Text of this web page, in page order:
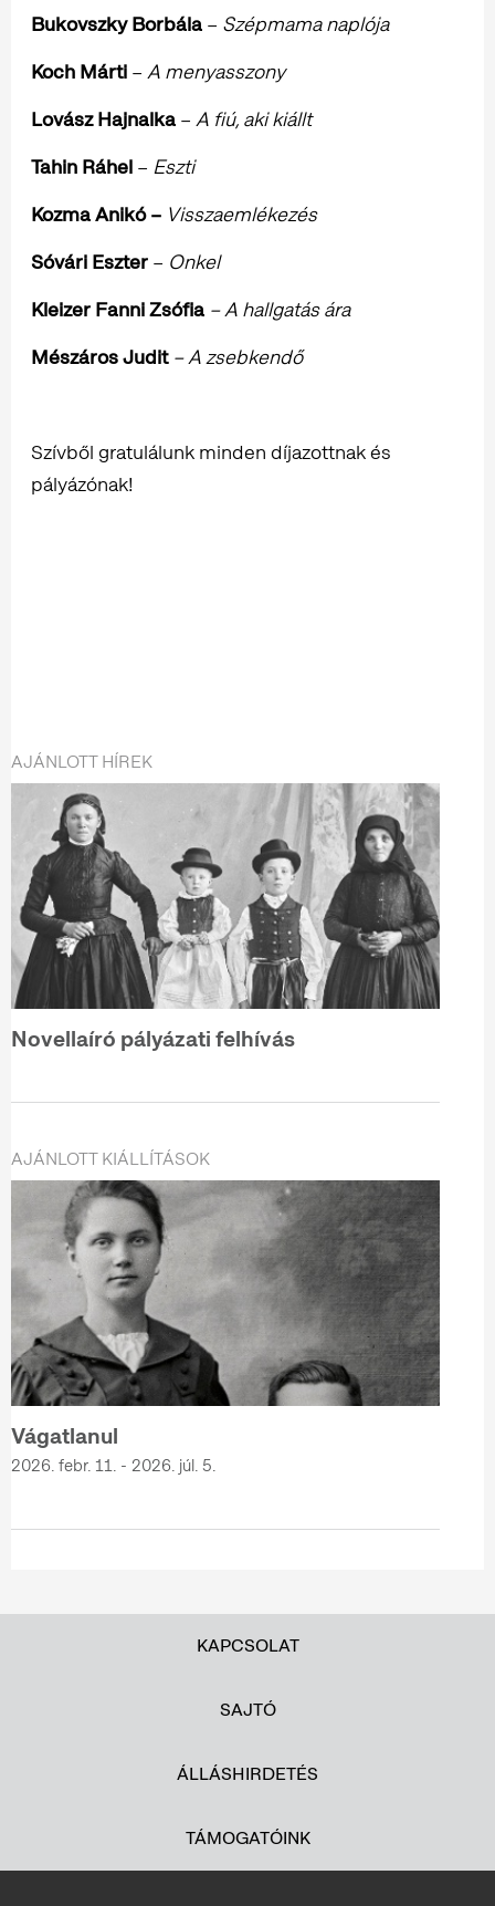
Bukovszky Borbála – Szépmama naplója
Koch Márti – A menyasszony
Lovász Hajnalka – A fiú, aki kiállt
Tahin Ráhel – Eszti
Kozma Anikó – Visszaemlékezés
Sóvári Eszter – Onkel
Kleizer Fanni Zsófia – A hallgatás ára
Mészáros Judit – A zsebkendő
Szívből gratulálunk minden díjazottnak és
pályázónak!
AJÁNLOTT HÍREK
Novellaíró pályázati felhívás
AJÁNLOTT KIÁLLÍTÁSOK
Vágatlanul
2026. febr. 11. - 2026. júl. 5.
KAPCSOLAT
SAJTÓ
ÁLLÁSHIRDETÉS
TÁMOGATÓINK